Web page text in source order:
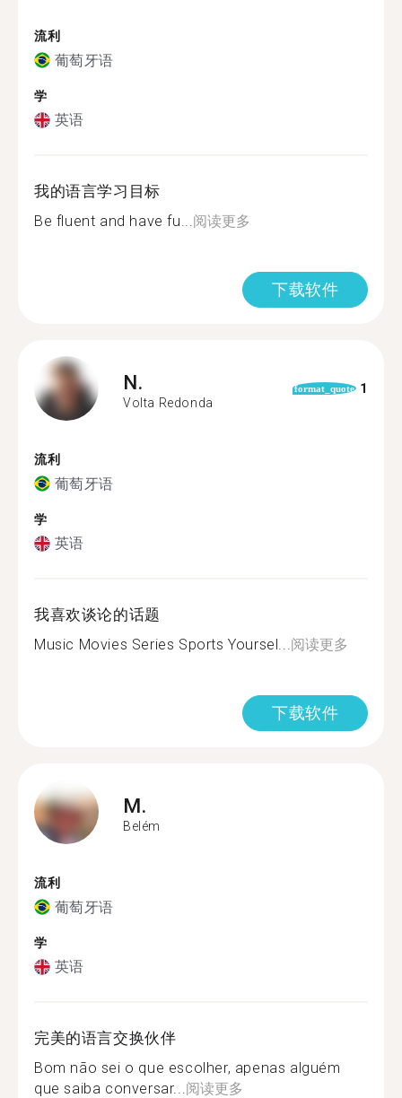
流利
葡萄牙语
学
英语
我的语言学习目标
Be fluent and have fu...阅读更多
下载软件
N.
Volta Redonda
format_quote 1
流利
葡萄牙语
学
英语
我喜欢谈论的话题
Music Movies Series Sports Yoursel...阅读更多
下载软件
M.
Belém
流利
葡萄牙语
学
英语
完美的语言交换伙伴
Bom não sei o que escolher, apenas alguém
que saiba conversar...阅读更多